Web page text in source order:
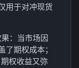
用于对冲现货
：当市场因
了期权成本；
权收益又弥